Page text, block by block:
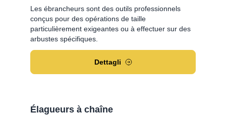
Les ébrancheurs sont des outils professionnels
conçus pour des opérations de taille
particulièrement exigeantes ou à effectuer sur des
arbustes spécifiques.
Dettagli
Élagueurs à chaîne